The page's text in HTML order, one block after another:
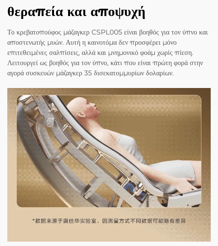
θεραπεία και αποψυχή
Το κρεβατοπούφος μάζαγκερ CSPL005 είναι βοηθός για τον ύπνο και
αποστενωτής μυών. Αυτή η καινοτόμα δεν προσφέρει μόνο
επιτεθειμένες σαλπίσεις, αλλά και μνημονικό φοάμ χωρίς πίεση.
Λειτουργεί ως βοηθός για τον ύπνο, κάτι που είναι πρώτη φορά στην
αγορά συσκευών μάζαγκερ 35 δισεκατομμυρίων δολαρίων.